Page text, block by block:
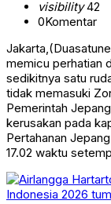
visibility42
0Komentar
memicu perhatian
sedikitnya satu
tidak memasuki
Pemerintah
kerusakan pada
Pertahanan
17.02 waktu